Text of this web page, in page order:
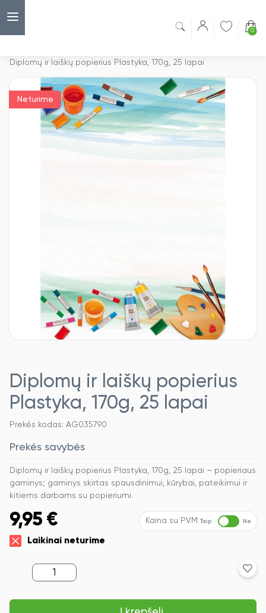
0
Diplomų ir laiškų popierius Plastyka, 170g, 25 lapai
Neturime
Diplomų ir laiškų popierius
Plastyka, 170g, 25 lapai
Prekės kodas: AG035790
Prekės savybės
Diplomų ir laiškų popierius Plastyka, 170g, 25 lapai – popieriaus
gaminys; gaminys skirtas spausdinimui, kūrybai, pateikimui ir
kitiems darbams su popieriumi.
9,95 € Kaina su PVM Taip Ne
Laikinai neturime
produkto
kiekis:
ir